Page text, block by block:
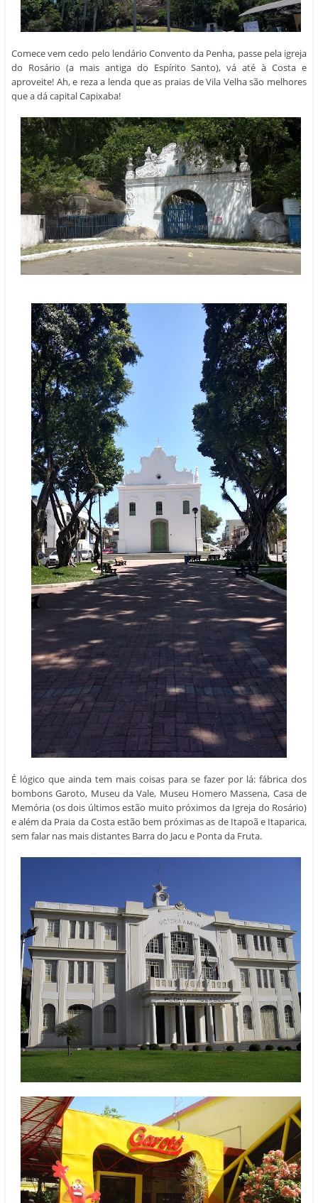
Comece vem cedo pelo lendário Convento da Penha, passe pela igreja
do Rosário (a mais antiga do Espírito Santo), vá até à Costa e
aproveite! Ah, e reza a lenda que as praias de Vila Velha são melhores
que a dá capital Capixaba!
É lógico que ainda tem mais coisas para se fazer por lá: fábrica dos
bombons Garoto, Museu da Vale, Museu Homero Massena, Casa de
Memória (os dois últimos estão muito próximos da Igreja do Rosário)
e além da Praia da Costa estão bem próximas as de Itapoã e Itaparica,
sem falar nas mais distantes Barra do Jacu e Ponta da Fruta.